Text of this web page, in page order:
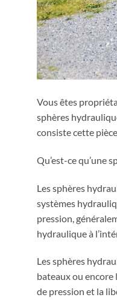
Vous êtes
sphères
consiste cette
Qu’est-ce qu’une
Les sphères
systèmes
pression,
hydraulique à
Les sphères
bateaux ou encore
de pression et la